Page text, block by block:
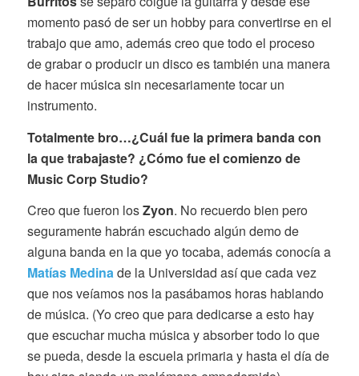
momento pasó de ser un hobby para convertirse en el
trabajo que amo, además creo que todo el proceso
de grabar o producir un disco es también una manera
de hacer música sin necesariamente tocar un
instrumento.
Totalmente bro…¿Cuál fue la primera banda con
la que trabajaste? ¿Cómo fue el comienzo de
Music Corp Studio?
Creo que fueron losZyon. No recuerdo bien pero
seguramente habrán escuchado algún demo de
alguna banda en la que yo tocaba, además conocía a
Matías Medinade la Universidad así que cada vez
que nos veíamos nos la pasábamos horas hablando
de música. (Yo creo que para dedicarse a esto hay
que escuchar mucha música y absorber todo lo que
se pueda, desde la escuela primaria y hasta el día de